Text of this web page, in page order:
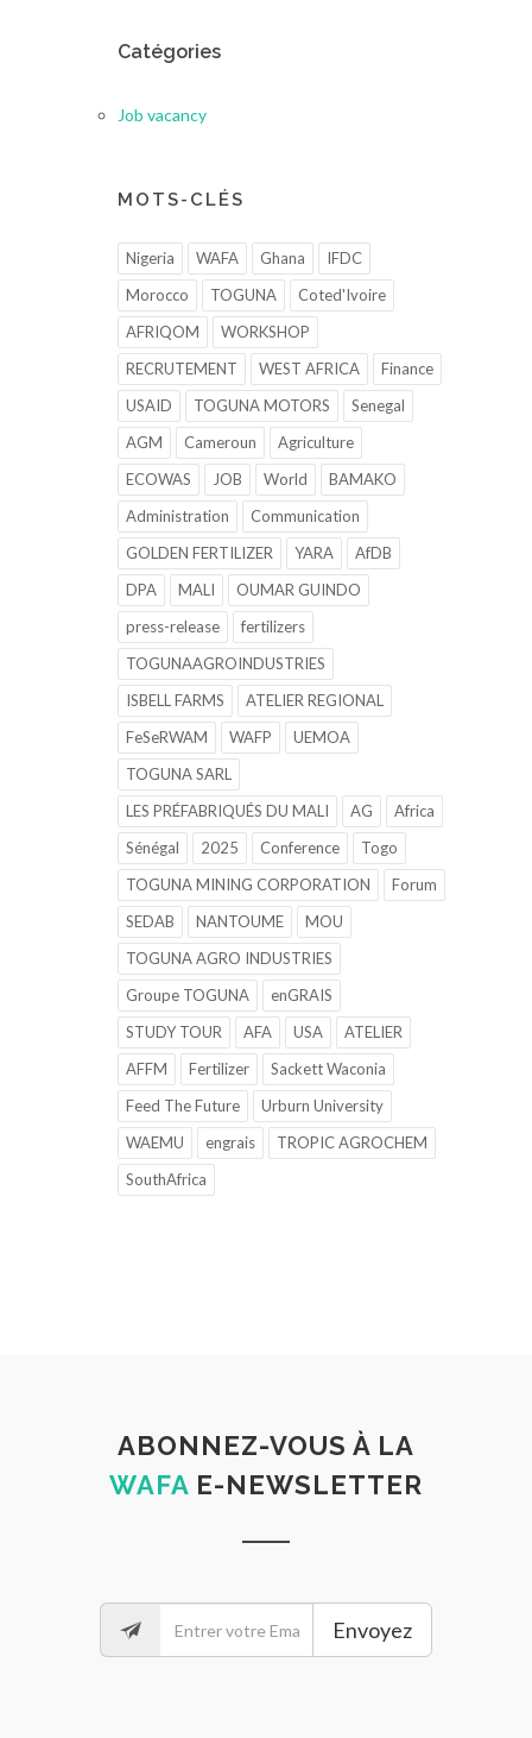
Catégories
Job vacancy
MOTS-CLÉS
Nigeria WAFA Ghana
IFDC
Morocco
TOGUNA
Coted'Ivoire
AFRIQOM
WORKSHOP
RECRUTEMENT
WEST AFRICA
Finance
USAID
TOGUNA MOTORS
Senegal
AGM
Cameroun
Agriculture
ECOWAS
JOB World
BAMAKO
Administration
Communication
GOLDEN FERTILIZER
YARA
AfDB
DPA
MALI
OUMAR GUINDO
press-release
fertilizers
TOGUNAAGROINDUSTRIES
ISBELL FARMS
ATELIER REGIONAL
FeSeRWAM
WAFP
UEMOA
TOGUNA SARL
LES PRÉFABRIQUÉS DU MALI
AG
Africa
Sénégal
2025 Conference
Togo
TOGUNA MINING CORPORATION
Forum
SEDAB
NANTOUME
MOU
TOGUNA AGRO INDUSTRIES
Groupe TOGUNA
enGRAIS
STUDY TOUR
AFA USA
ATELIER
AFFM
Fertilizer
Sackett Waconia
Feed The Future
Urburn University
WAEMU
engrais
TROPIC AGROCHEM
SouthAfrica
ABONNEZ-VOUS À LA
WAFA E-NEWSLETTER
Envoyez